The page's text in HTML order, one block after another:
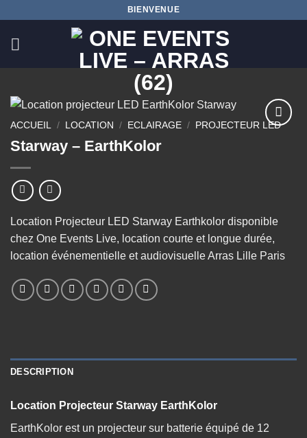
contenu
BIENVENUE
ACCUEIL / LOCATION / ECLAIRAGE / PROJECTEUR LED
Starway – EarthKolor
Location Projecteur LED Starway Earthkolor disponible
chez One Events Live, location courte et longue durée,
location événementielle et audiovisuelle Arras Lille Paris
DESCRIPTION
Location Projecteur Starway EarthKolor
EarthKolor est un projecteur sur batterie équipé de 12